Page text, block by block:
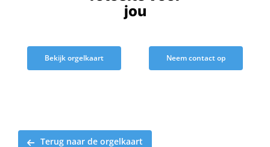
jou
Bekijk orgelkaart Neem contact op
Terug naar de orgelkaart